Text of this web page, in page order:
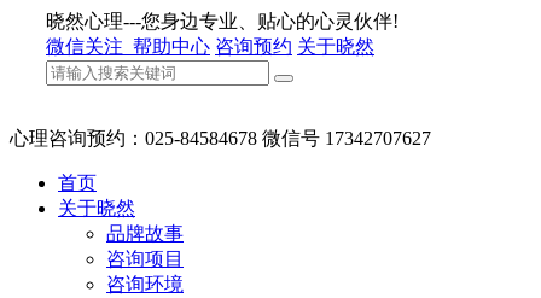
晓然心理---您身边专业、贴心的心灵伙伴!
微信关注 帮助中心 咨询预约 关于晓然
心理咨询预约：025-84584678 微信号 17342707627
首页
关于晓然
品牌故事
咨询项目
咨询环境